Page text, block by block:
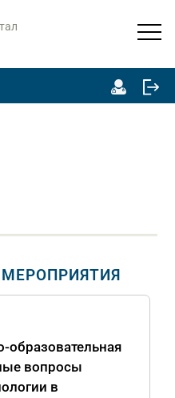
вопросы
в